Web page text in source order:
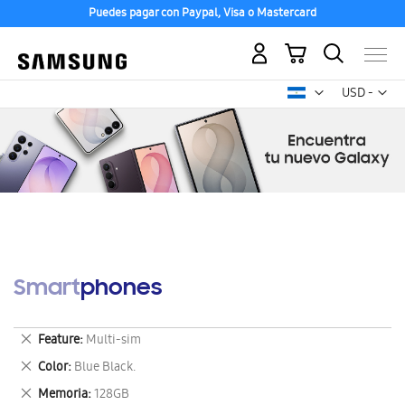
Puedes pagar con Paypal, Visa o Mastercard
USD -
dólar
Mi carrito
Smartphones
Feature Multi-sim
Eliminar
este
artículo
Color Blue Black.
Eliminar
este
Memoria 128GB
Eliminar